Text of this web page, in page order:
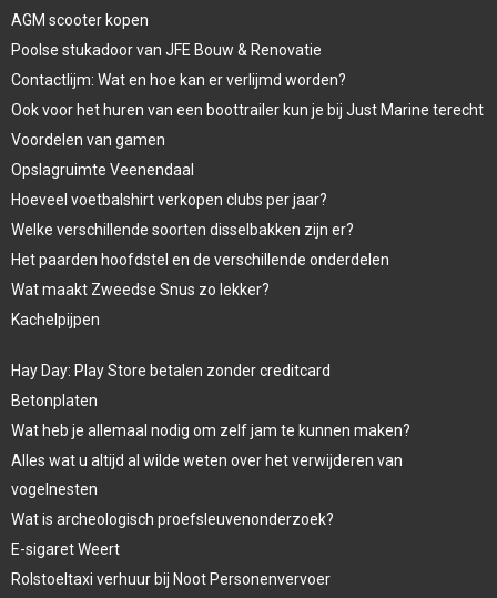
AGM scooter kopen
Poolse stukadoor van JFE Bouw & Renovatie
Contactlijm: Wat en hoe kan er verlijmd worden?
Ook voor het huren van een boottrailer kun je bij Just Marine terecht
Voordelen van gamen
Opslagruimte Veenendaal
Hoeveel voetbalshirt verkopen clubs per jaar?
Welke verschillende soorten disselbakken zijn er?
Het paarden hoofdstel en de verschillende onderdelen
Wat maakt Zweedse Snus zo lekker?
Kachelpijpen
Hay Day: Play Store betalen zonder creditcard
Betonplaten
Wat heb je allemaal nodig om zelf jam te kunnen maken?
Alles wat u altijd al wilde weten over het verwijderen van
vogelnesten
Wat is archeologisch proefsleuvenonderzoek?
E-sigaret Weert
Rolstoeltaxi verhuur bij Noot Personenvervoer